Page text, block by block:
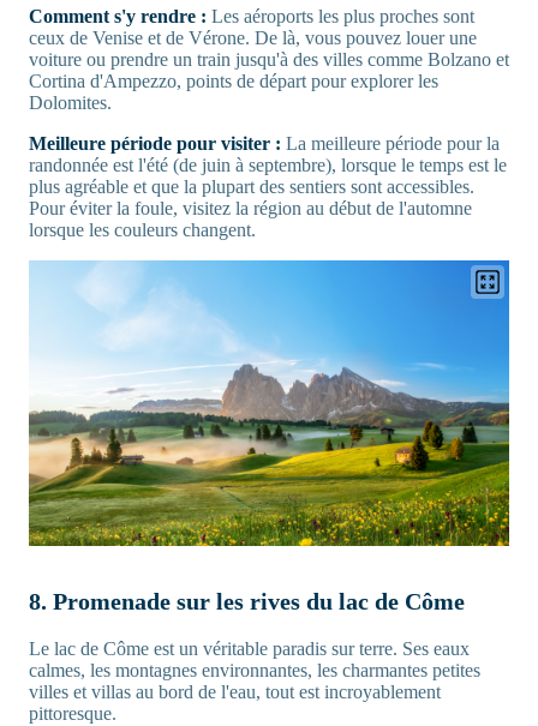
Comment s'y rendre : Les aéroports les plus proches sont
ceux de Venise et de Vérone. De là, vous pouvez louer une
voiture ou prendre un train jusqu'à des villes comme Bolzano et
Cortina d'Ampezzo, points de départ pour explorer les
Dolomites.
Meilleure période pour visiter : La meilleure période pour la
randonnée est l'été (de juin à septembre), lorsque le temps est le
plus agréable et que la plupart des sentiers sont accessibles.
Pour éviter la foule, visitez la région au début de l'automne
lorsque les couleurs changent.
8. Promenade sur les rives du lac de Côme
Le lac de Côme est un véritable paradis sur terre. Ses eaux
calmes, les montagnes environnantes, les charmantes petites
villes et villas au bord de l'eau, tout est incroyablement
pittoresque.